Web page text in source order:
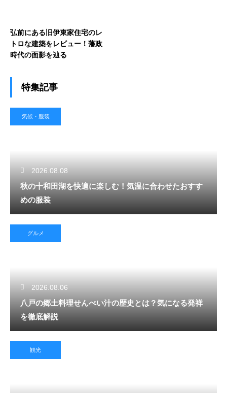
弘前にある旧伊東家住宅のレ
トロな建築をレビュー！藩政
時代の面影を辿る
特集記事
気候・服装
2026.08.08
秋の十和田湖を快適に楽しむ！気温に合わせたおすす
めの服装
グルメ
2026.08.06
八戸の郷土料理せんべい汁の歴史とは？気になる発祥
を徹底解説
観光